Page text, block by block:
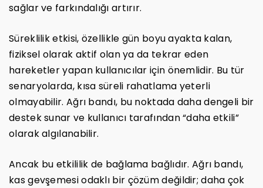
sağlar ve farkındalığı artırır.
Süreklilik etkisi, özellikle gün boyu ayakta kalan,
fiziksel olarak aktif olan ya da tekrar eden
hareketler yapan kullanıcılar için önemlidir. Bu tür
senaryolarda, kısa süreli rahatlama yeterli
olmayabilir. Ağrı bandı, bu noktada daha dengeli bir
destek sunar ve kullanıcı tarafından “daha etkili”
olarak algılanabilir.
Ancak bu etkililik de bağlama bağlıdır. Ağrı bandı,
kas gevşemesi odaklı bir çözüm değildir; daha çok